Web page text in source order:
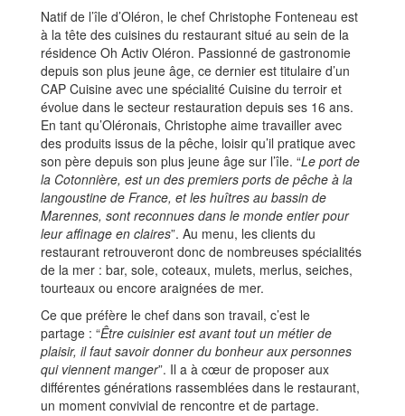
Natif de l’île d’Oléron, le chef Christophe Fonteneau est
à la tête des cuisines du restaurant situé au sein de la
résidence Oh Activ Oléron. Passionné de gastronomie
depuis son plus jeune âge, ce dernier est titulaire d’un
CAP Cuisine avec une spécialité Cuisine du terroir et
évolue dans le secteur restauration depuis ses 16 ans.
En tant qu’Oléronais, Christophe aime travailler avec
des produits issus de la pêche, loisir qu’il pratique avec
son père depuis son plus jeune âge sur l’île. “Le port de
la Cotonnière, est un des premiers ports de pêche à la
langoustine de France, et les huîtres au bassin de
Marennes, sont reconnues dans le monde entier pour
leur affinage en claires”. Au menu, les clients du
restaurant retrouveront donc de nombreuses spécialités
de la mer : bar, sole, coteaux, mulets, merlus, seiches,
tourteaux ou encore araignées de mer.
Ce que préfère le chef dans son travail, c’est le
partage : “Être cuisinier est avant tout un métier de
plaisir, il faut savoir donner du bonheur aux personnes
qui viennent manger”. Il a à cœur de proposer aux
différentes générations rassemblées dans le restaurant,
un moment convivial de rencontre et de partage.